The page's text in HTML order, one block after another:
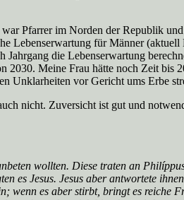
Pfarrer im Norden der Republik
Lebenserwartung für Männer
die Lebenserwartung
Meine Frau hätte noch Zeit bis
Unklarheiten vor Gericht ums Erbe
nicht. Zuversicht ist gut und
wollten. Diese traten an
es Jesus. Jesus aber antwortete
es aber stirbt, bringt es reiche